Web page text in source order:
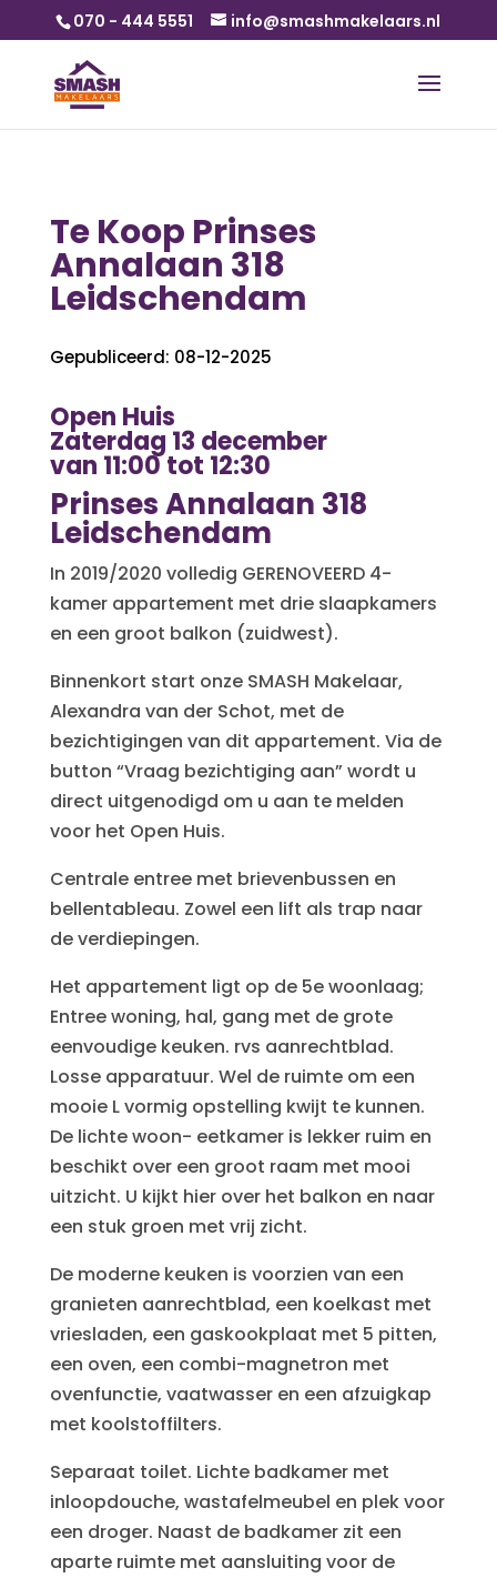
070 - 444 5551 info@smashmakelaars.nl
Te Koop Prinses
Annalaan 318
Leidschendam
Gepubliceerd: 08-12-2025
Open Huis
Zaterdag 13 december
van 11:00 tot 12:30
Prinses Annalaan 318
Leidschendam
In 2019/2020 volledig GERENOVEERD 4-
kamer appartement met drie slaapkamers
en een groot balkon (zuidwest).
Binnenkort start onze SMASH Makelaar,
Alexandra van der Schot, met de
bezichtigingen van dit appartement. Via de
button “Vraag bezichtiging aan” wordt u
direct uitgenodigd om u aan te melden
voor het Open Huis.
Centrale entree met brievenbussen en
bellentableau. Zowel een lift als trap naar
de verdiepingen.
Het appartement ligt op de 5e woonlaag;
Entree woning, hal, gang met de grote
eenvoudige keuken. rvs aanrechtblad.
Losse apparatuur. Wel de ruimte om een
mooie L vormig opstelling kwijt te kunnen.
De lichte woon- eetkamer is lekker ruim en
beschikt over een groot raam met mooi
uitzicht. U kijkt hier over het balkon en naar
een stuk groen met vrij zicht.
De moderne keuken is voorzien van een
granieten aanrechtblad, een koelkast met
vriesladen, een gaskookplaat met 5 pitten,
een oven, een combi-magnetron met
ovenfunctie, vaatwasser en een afzuigkap
met koolstoffilters.
Separaat toilet. Lichte badkamer met
inloopdouche, wastafelmeubel en plek voor
een droger. Naast de badkamer zit een
aparte ruimte met aansluiting voor de